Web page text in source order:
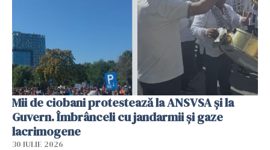
Mii de ciobani protestează la ANSVSA și la
Guvern. Îmbrânceli cu jandarmii și gaze
lacrimogene
30 IULIE 2026